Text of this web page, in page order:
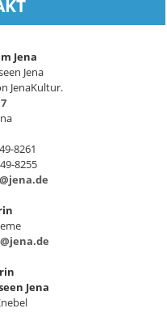
Jena
Jena
JenaKultur.
8261
8255
Jena